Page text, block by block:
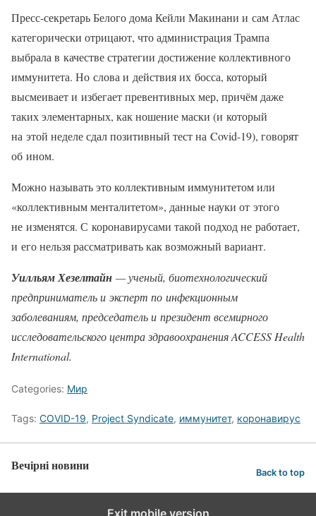
Пресс-секретарь Белого дома Кейли Макинани и сам Атлас
категорически отрицают, что администрация Трампа
выбрала в качестве стратегии достижение коллективного
иммунитета. Но слова и действия их босса, который
высмеивает и избегает превентивных мер, причём даже
таких элементарных, как ношение маски (и который
на этой неделе сдал позитивный тест на Covid-19), говорят
об ином.
Можно называть это коллективным иммунитетом или
«коллективным менталитетом», данные науки от этого
не изменятся. С коронавирусами такой подход не работает,
и его нельзя рассматривать как возможный вариант.
Уилльям Хезелтайн — ученый, биотехнологический
предприниматель и эксперт по инфекционным
заболеваниям, председатель и президент всемирного
исследовательского центра здравоохранения ACCESS Health
International.
Categories: Мир
Tags: COVID-19, Project Syndicate, иммунитет, коронавирус
Вечірні новини Back to top
Exit mobile version